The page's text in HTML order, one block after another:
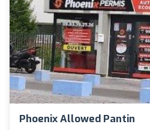
Phoenix Allowed Pantin